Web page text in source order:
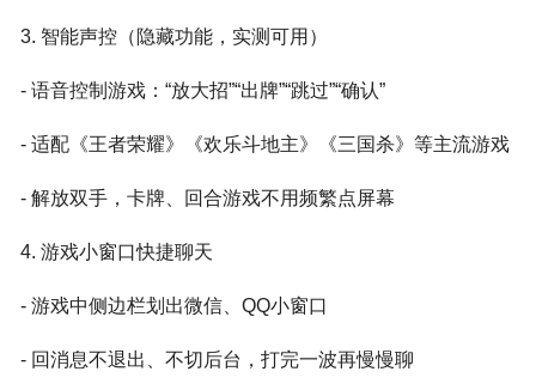
3. 智能声控（隐藏功能，实测可用）
- 语音控制游戏：“放大招”“出牌”“跳过”“确认”
- 适配《王者荣耀》《欢乐斗地主》《三国杀》等主流游戏
- 解放双手，卡牌、回合游戏不用频繁点屏幕
4. 游戏小窗口快捷聊天
- 游戏中侧边栏划出微信、QQ小窗口
- 回消息不退出、不切后台，打完一波再慢慢聊